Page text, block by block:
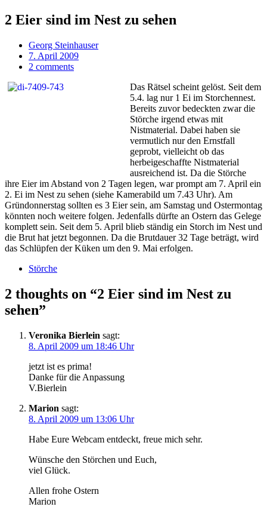
2 Eier sind im Nest zu sehen
Georg Steinhauser
7. April 2009
2 comments
Das Rätsel scheint gelöst. Seit dem
5.4. lag nur 1 Ei im Storchennest.
Bereits zuvor bedeckten zwar die
Störche irgend etwas mit
Nistmaterial. Dabei haben sie
vermutlich nur den Ernstfall
geprobt, vielleicht ob das
herbeigeschaffte Nistmaterial
ausreichend ist. Da die Störche
ihre Eier im Abstand von 2 Tagen legen, war prompt am 7. April ein
2. Ei im Nest zu sehen (siehe Kamerabild um 7.43 Uhr). Am
Gründonnerstag sollten es 3 Eier sein, am Samstag und Ostermontag
könnten noch weitere folgen. Jedenfalls dürfte an Ostern das Gelege
komplett sein. Seit dem 5. April blieb ständig ein Storch im Nest und
die Brut hat jetzt begonnen. Da die Brutdauer 32 Tage beträgt, wird
das Schlüpfen der Küken um den 9. Mai erfolgen.
Störche
2 thoughts on “2 Eier sind im Nest zu
sehen”
Veronika Bierlein sagt:
8. April 2009 um 18:46 Uhr
jetzt ist es prima!
Danke für die Anpassung
V.Bierlein
Marion sagt:
8. April 2009 um 13:06 Uhr
Habe Eure Webcam entdeckt, freue mich sehr.
Wünsche den Störchen und Euch,
viel Glück.
Allen frohe Ostern
Marion